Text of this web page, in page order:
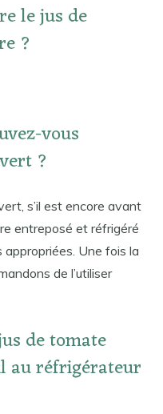
le jus de
?
vous
?
s’il est encore avant
entreposé et réfrigéré
Une fois la
de l’utiliser
de tomate
au réfrigérateur